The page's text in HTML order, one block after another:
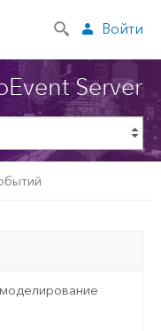
Войти
Server